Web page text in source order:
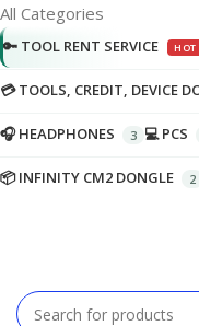
All Categories
🔑 TOOL RENT SERVICE
💳 TOOLS, CREDIT, DEVICE
🎧 HEADPHONES 💻 PCS
📦 INFINITY CM2 DONGLE